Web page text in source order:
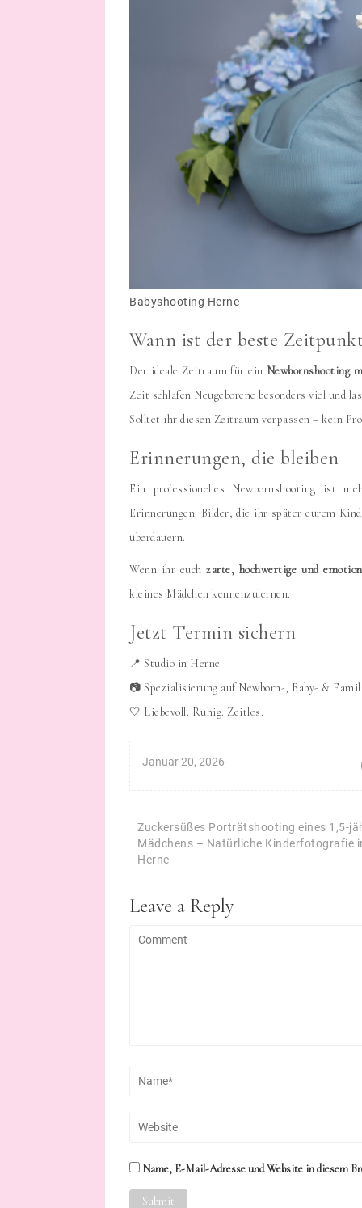
Babyshooting Herne
Wann ist der beste
Der ideale Zeitraum für ein Newbornshooting
Zeit schlafen Neugeborene besonders viel und
Solltet ihr diesen Zeitraum verpassen – kein
Erinnerungen, die bleiben
Ein professionelles Newbornshooting ist
Erinnerungen. Bilder, die ihr später eurem
überdauern.
Wenn ihr euchzarte, hochwertige und
kleines Mädchen kennenzulernen.
Jetzt Termin sichern
📍 Studio in Herne
📷 Spezialisierung auf Newborn-, Baby- &
🤍 Liebevoll. Ruhig. Zeitlos.
Januar 20, 2026
Beitragsnavigation
Zuckersüßes Porträtshooting eines 1,5-
Mädchens – Natürliche Kinderfotografie
Herne
Leave a Reply
Name, E-Mail-Adresse und Website in diesem